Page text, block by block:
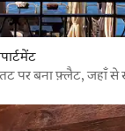
पर बना फ़्लैट, जहाँ से